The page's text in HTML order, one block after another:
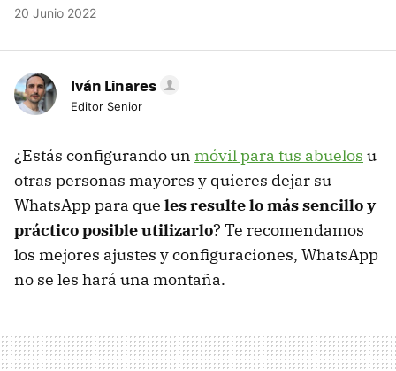
20 Junio 2022
Iván Linares
Editor Senior
¿Estás configurando un móvil para tus abuelos u
otras personas mayores y quieres dejar su
WhatsApp para que les resulte lo más sencillo y
práctico posible utilizarlo? Te recomendamos
los mejores ajustes y configuraciones, WhatsApp
no se les hará una montaña.